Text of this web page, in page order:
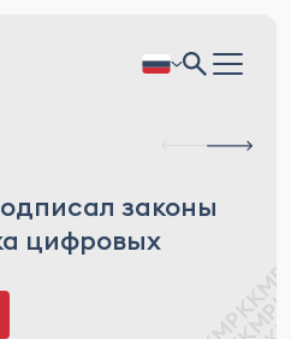
законы
цифровых